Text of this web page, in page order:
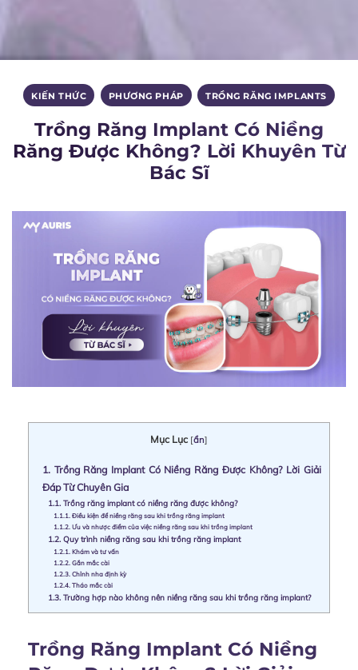
KIẾN THỨC PHƯƠNG PHÁP , TRỒNG RĂNG IMPLANTS
Trồng Răng Implant Có Niềng
Răng Được Không? Lời Khuyên Từ
Bác Sĩ
Mục Lục [ẩn]
1. Trồng Răng Implant Có Niềng Răng Được Không? Lời Giải
Đáp Từ Chuyên Gia
1.1. Trồng răng implant có niềng răng được không?
1.1.1. Điều kiện để niềng răng sau khi trồng răng implant
1.1.2. Ưu và nhược điểm của việc niềng răng sau khi trồng implant
1.2. Quy trình niềng răng sau khi trồng răng implant
1.2.1. Khám và tư vấn
1.2.2. Gắn mắc cài
1.2.3. Chỉnh nha định kỳ
1.2.4. Tháo mắc cài
1.3. Trường hợp nào không nên niềng răng sau khi trồng răng implant?
Trồng Răng Implant Có Niềng